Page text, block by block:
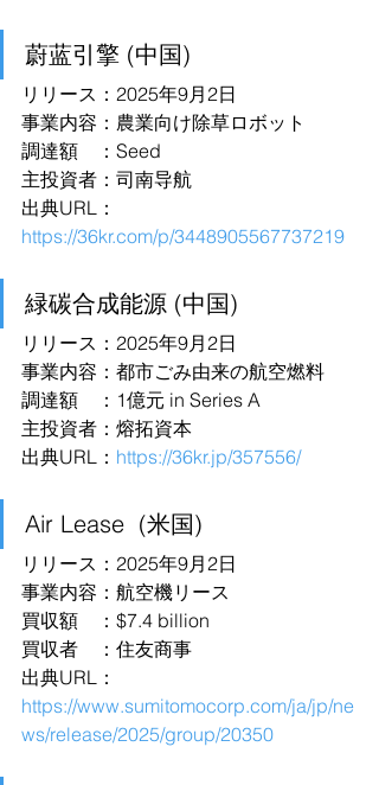
蔚蓝引擎 (中国)
リリース：2025年9月2日
事業内容：農業向け除草ロボット
調達額　：Seed
主投資者：司南导航
出典URL：
https://36kr.com/p/3448905567737219
緑碳合成能源 (中国)
リリース：2025年9月2日
事業内容：都市ごみ由来の航空燃料
調達額　：1億元 in Series A
主投資者：熔拓資本
出典URL： https://36kr.jp/357556/
Air Lease  (米国)
リリース：2025年9月2日
事業内容：航空機リース
買収額　：$7.4 billion
買収者　：住友商事
出典URL：
https://www.sumitomocorp.com/ja/jp/ne
ws/release/2025/group/20350